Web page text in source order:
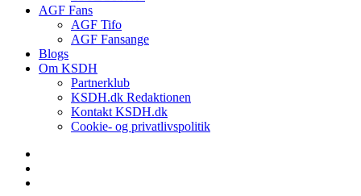
AGF Fans
AGF Tifo
AGF Fansange
Blogs
Om KSDH
Partnerklub
KSDH.dk Redaktionen
Kontakt KSDH.dk
Cookie- og privatlivspolitik